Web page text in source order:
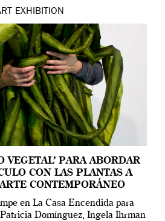
EXHIBITION
VEGETAL’ PARA ABORDAR
CON LAS PLANTAS A
CONTEMPORÁNEO
en La Casa Encendida para
Domínguez, Ingela Ihrman